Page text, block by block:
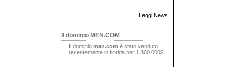
Leggi News
Il dominio MEN.COM
Il dominio men.com è stato venduto
recentemente in florida per 1.300.000$